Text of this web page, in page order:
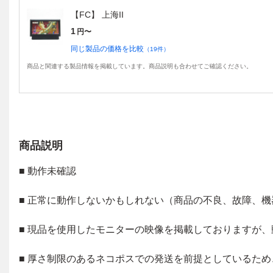
【FC】 上海II
1 円〜
同じ製品の価格を比較 （19件）
商品と関連する製品情報を掲載しています。商品説明も合わせてご確認ください。
商品説明